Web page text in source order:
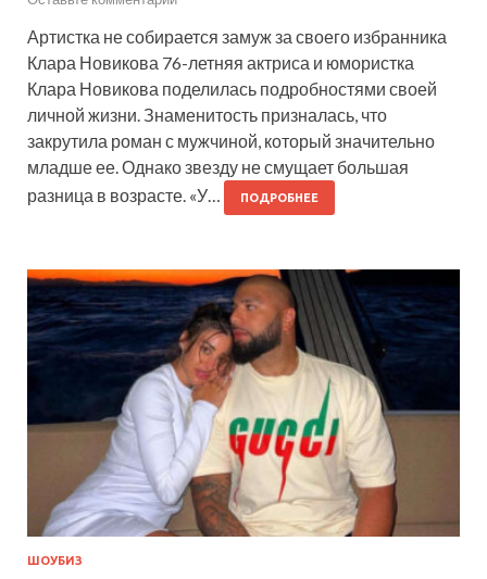
Артистка не собирается замуж за своего избранника
Клара Новикова 76-летняя актриса и юмористка
Клара Новикова поделилась подробностями своей
личной жизни. Знаменитость призналась, что
закрутила роман с мужчиной, который значительно
младше ее. Однако звезду не смущает большая
разница в возрасте. «У…
ПОДРОБНЕЕ
ШОУБИЗ